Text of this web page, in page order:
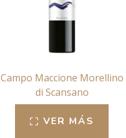
Campo Maccione Morellino
di Scansano
VER MÁS